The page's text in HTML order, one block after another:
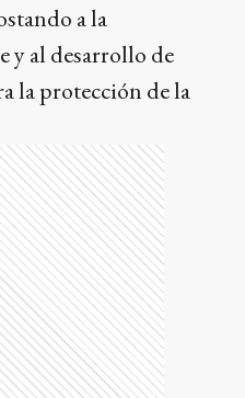
a la
y al desarrollo de
la protección de la